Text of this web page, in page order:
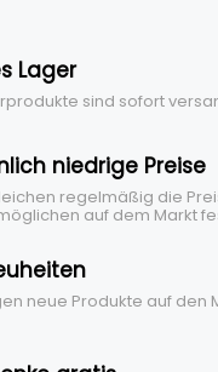
Lager
sind sofort
niedrige Preise
regelmäßig die
auf dem Markt
neue Produkte auf den